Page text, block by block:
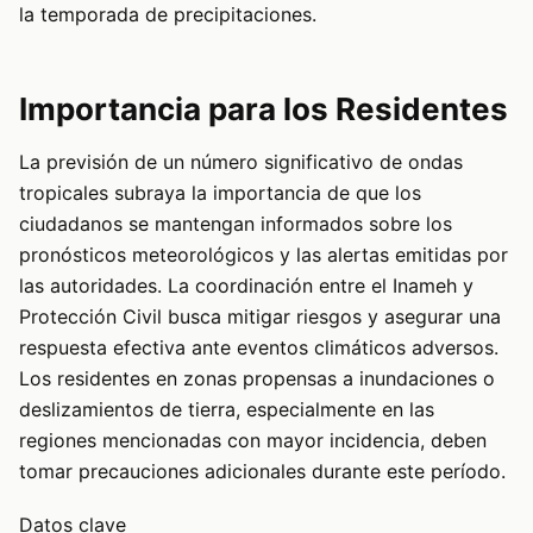
la temporada de precipitaciones.
Importancia para los Residentes
La previsión de un número significativo de ondas
tropicales subraya la importancia de que los
ciudadanos se mantengan informados sobre los
pronósticos meteorológicos y las alertas emitidas por
las autoridades. La coordinación entre el Inameh y
Protección Civil busca mitigar riesgos y asegurar una
respuesta efectiva ante eventos climáticos adversos.
Los residentes en zonas propensas a inundaciones o
deslizamientos de tierra, especialmente en las
regiones mencionadas con mayor incidencia, deben
tomar precauciones adicionales durante este período.
Datos clave